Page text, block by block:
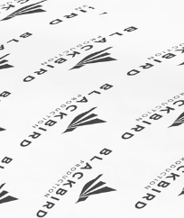
Seiten
Stückzahl
Bemerkungen